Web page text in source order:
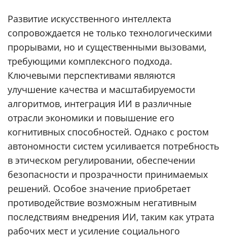
Развитие искусственного интеллекта
сопровождается не только технологическими
прорывами, но и существенными вызовами,
требующими комплексного подхода.
Ключевыми перспективами являются
улучшение качества и масштабируемости
алгоритмов, интеграция ИИ в различные
отрасли экономики и повышение его
когнитивных способностей. Однако с ростом
автономности систем усиливается потребность
в этическом регулировании, обеспечении
безопасности и прозрачности принимаемых
решений. Особое значение приобретает
противодействие возможным негативным
последствиям внедрения ИИ, таким как утрата
рабочих мест и усиление социального